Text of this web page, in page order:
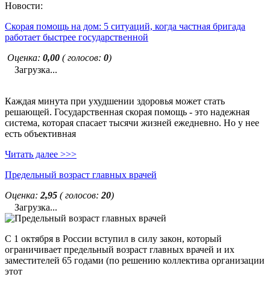
Новости:
Скорая помощь на дом: 5 ситуаций, когда частная бригада
работает быстрее государственной
Оценка: 0,00 ( голосов: 0)
Загрузка...
Каждая минута при ухудшении здоровья может стать
решающей. Государственная скорая помощь - это надежная
система, которая спасает тысячи жизней ежедневно. Но у нее
есть объективная
Читать далее >>>
Предельный возраст главных врачей
Оценка: 2,95 ( голосов: 20)
Загрузка...
С 1 октября в России вступил в силу закон, который
ограничивает предельный возраст главных врачей и их
заместителей 65 годами (по решению коллектива организации
этот